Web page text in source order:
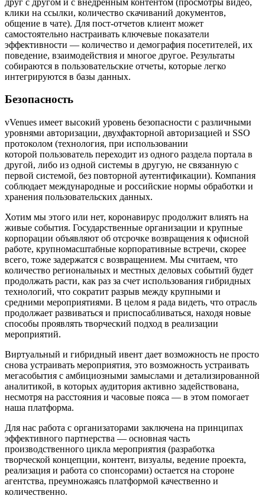
клики на ссылки, количество скачиваний документов,
общение в чате). Для пост-отчетов клиент может
самостоятельно настраивать ключевые показатели
эффективности — количество и демография посетителей, их
поведение, взаимодействия и многое другое. Результаты
собираются в пользовательские отчеты, которые легко
интегрируются в базы данных.
Безопасность
vVenues имеет высокий уровень безопасности с различными
уровнями авторизации, двухфакторной авторизацией и SSO
протоколом (технология, при использовании
которой пользователь переходит из одного раздела портала в
другой, либо из одной системы в другую, не связанную с
первой системой, без повторной аутентификации). Компания
соблюдает международные и российские нормы обработки и
хранения пользовательских данных.
Хотим мы этого или нет, коронавирус продолжит влиять на
живые события. Государственные организации и крупные
корпорации объявляют об отсрочке возвращения к офисной
работе, крупномасштабные корпоративные встречи, скорее
всего, тоже задержатся с возвращением. Мы считаем, что
количество региональных и местных деловых событий будет
продолжать расти, как раз за счет использования гибридных
технологий, что сократит разрыв между крупными и
средними мероприятиями. В целом я рада видеть, что отрасль
продолжает развиваться и приспосабливаться, находя новые
способы проявлять творческий подход в реализации
мероприятий.
Виртуальный и гибридный ивент дает возможность не просто
снова устраивать мероприятия, это возможность устраивать
мегасобытия с амбициозными замыслами и детализированной
аналитикой, в которых аудитория активно задействована,
несмотря на расстояния и часовые пояса — в этом помогает
наша платформа.
Для нас работа с организаторами заключена на принципах
эффективного партнерства — основная часть
производственного цикла мероприятия (разработка
творческой концепции, контент, визуалы, ведение проекта,
реализация и работа со спонсорами) остается на стороне
агентства, преумножаясь платформой качественно и
количественно.